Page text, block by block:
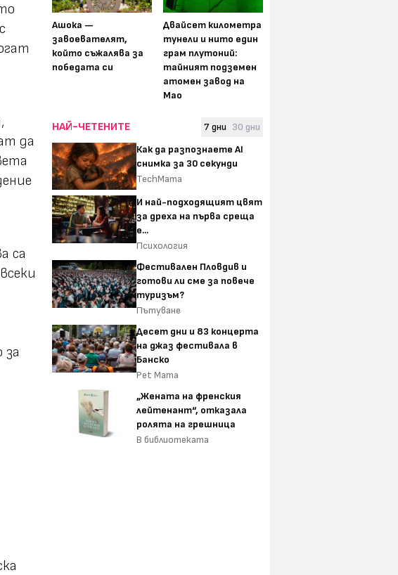
да
са
Ашока —
завоевателят,
който съжалява за
победата си
Двайсет километра
тунели и нито един
грам плутоний:
тайният подземен
атомен завод на
Мао
НАЙ-ЧЕТЕНИТЕ 7 дни 30 дни
Как да разпознаете AI
снимка за 30 секунди
TechMama
И най-подходящият цвят
за дреха на първа среща
е...
Психология
Фестивален Пловдив и
готови ли сме за повече
туризъм?
Пътуване
Десет дни и 83 концерта
на джаз фестивала в
Банско
Pet Mama
„Жената на френския
лейтенант“, отказала
ролята на грешница
В библиотеката